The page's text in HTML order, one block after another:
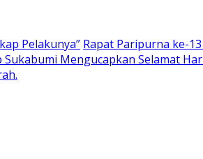
Pelakunya” Rapat Paripurna ke-
Sukabumi Mengucapkan Selamat